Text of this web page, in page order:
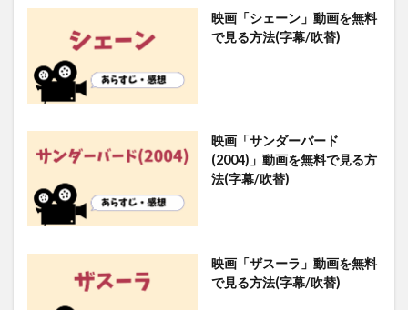
映画「シェーン」動画を無料
で見る方法(字幕/吹替)
映画「サンダーバード
(2004)」動画を無料で見る方
法(字幕/吹替)
映画「ザスーラ」動画を無料
で見る方法(字幕/吹替)